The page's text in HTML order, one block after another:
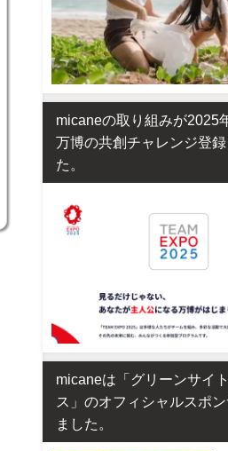
micaneの取り組みが2025
万博の共創チャレンジ登録
た。
micaneは「グリーンサイ
ス」のオフィシャルスポン
ました。